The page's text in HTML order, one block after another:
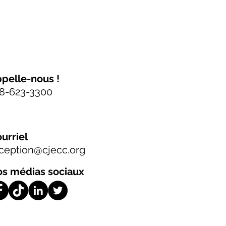
nous !
623-3300
médias sociaux